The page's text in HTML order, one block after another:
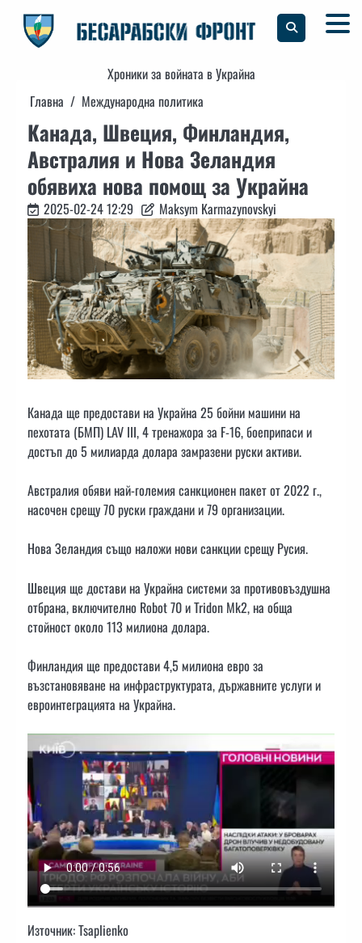
content
Хроники за войната в Украйна
Главна
Международна политика
Канада, Швеция, Финландия,
Австралия и Нова Зеландия
обявиха нова помощ за Украйна
2025-02-24 12:29 Maksym Karmazynovskyi
Канада ще предостави на Украйна 25 бойни машини на
пехотата (БМП) LAV III, 4 тренажора за F-16, боеприпаси и
достъп до 5 милиарда долара замразени руски активи.
Австралия обяви най-големия санкционен пакет от 2022 г.,
насочен срещу 70 руски граждани и 79 организации.
Нова Зеландия също наложи нови санкции срещу Русия.
Швеция ще достави на Украйна системи за противовъздушна
отбрана, включително Robot 70 и Tridon Mk2, на обща
стойност около 113 милиона долара.
Финландия ще предостави 4,5 милиона евро за
възстановяване на инфраструктурата, държавните услуги и
евроинтеграцията на Украйна.
Източник: Tsaplienko